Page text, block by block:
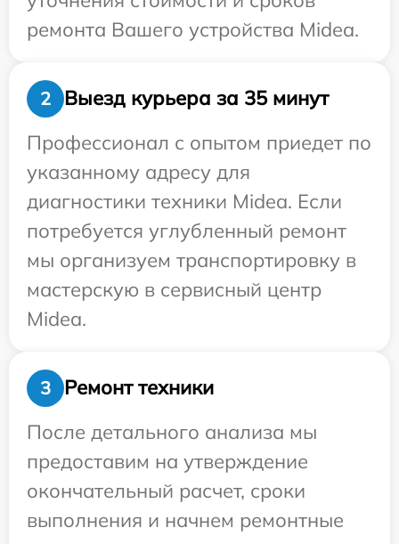
ремонта Вашего устройства Midea.
2
Выезд курьера за 35 минут
Профессионал с опытом приедет по
указанному адресу для
диагностики техники Midea. Если
потребуется углубленный ремонт
мы организуем транспортировку в
мастерскую в сервисный центр
Midea.
3
Ремонт техники
После детального анализа мы
предоставим на утверждение
окончательный расчет, сроки
выполнения и начнем ремонтные